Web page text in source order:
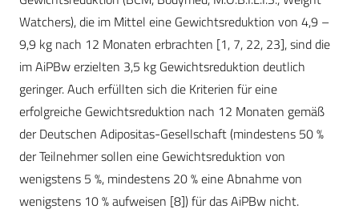
Watchers), die im Mittel eine Gewichtsreduktion von 4,9 –
9,9 kg nach 12 Monaten erbrachten [1, 7, 22, 23], sind die
im AiPBw erzielten 3,5 kg Gewichtsreduktion deutlich
geringer. Auch erfüllten sich die Kriterien für eine
erfolgreiche Gewichtsreduktion nach 12 Monaten gemäß
der Deutschen Adipositas-Gesellschaft (mindestens 50 %
der Teilnehmer sollen eine Gewichtsreduktion von
wenigstens 5 %, mindestens 20 % eine Abnahme von
wenigstens 10 % aufweisen [8]) für das AiPBw nicht.